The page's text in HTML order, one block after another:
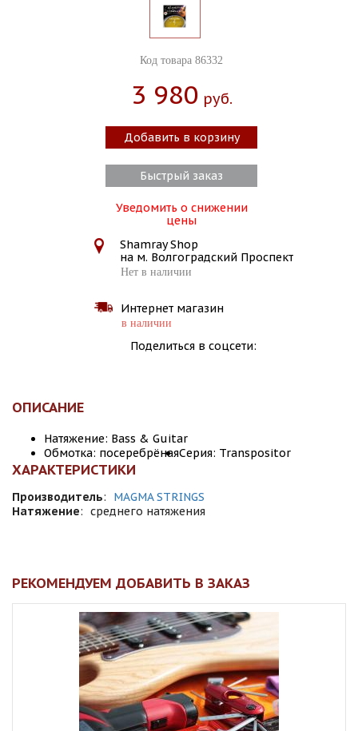
Код товара 86332
3 980 Руб.
Добавить в корзину
Быстрый заказ
Уведомить о снижении
цены
Shamray Shop
на м. Волгоградский Проспект
Нет в наличии
Интернет магазин
в наличии
Поделиться в соцсети:
ОПИСАНИЕ
Натяжение: Bass & Guitar
Обмотка: посеребрёнаяСерия: Transpositor
ХАРАКТЕРИСТИКИ
Производитель:
MAGMA STRINGS
Натяжение: среднего натяжения
РЕКОМЕНДУЕМ ДОБАВИТЬ В ЗАКАЗ